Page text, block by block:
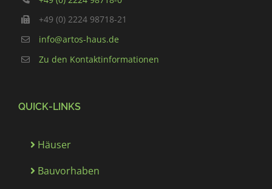
+49 (0) 2224 98718-21
info@artos-haus.de
Zu den Kontaktinformationen
QUICK-LINKS
Häuser
Bauvorhaben